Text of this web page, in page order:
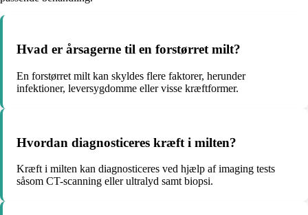
Hvad er årsagerne til en forstørret milt?
En forstørret milt kan skyldes flere faktorer, herunder
infektioner, leversygdomme eller visse kræftformer.
Hvordan diagnosticeres kræft i milten?
Kræft i milten kan diagnosticeres ved hjælp af imaging tests
såsom CT-scanning eller ultralyd samt biopsi.